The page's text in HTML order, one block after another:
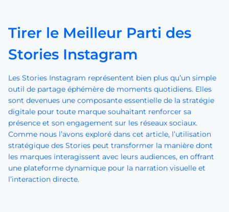
Tirer le Meilleur Parti des
Stories Instagram
Les Stories Instagram représentent bien plus qu’un simple
outil de partage éphémère de moments quotidiens. Elles
sont devenues une composante essentielle de la stratégie
digitale pour toute marque souhaitant renforcer sa
présence et son engagement sur les réseaux sociaux.
Comme nous l’avons exploré dans cet article, l’utilisation
stratégique des Stories peut transformer la manière dont
les marques interagissent avec leurs audiences, en offrant
une plateforme dynamique pour la narration visuelle et
l’interaction directe.